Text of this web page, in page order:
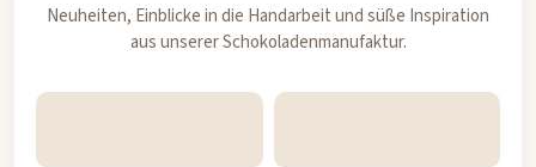
Neuheiten, Einblicke in die Handarbeit und süße Inspiration
aus unserer Schokoladenmanufaktur.